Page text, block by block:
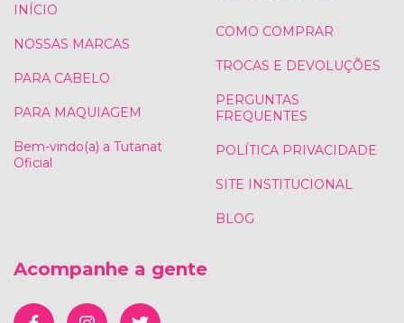
INÍCIO
NOSSAS MARCAS
PARA CABELO
PARA MAQUIAGEM
Bem-vindo(a) a Tutanat
Oficial
COMO COMPRAR
TROCAS E DEVOLUÇÕES
PERGUNTAS
FREQUENTES
POLÍTICA PRIVACIDADE
SITE INSTITUCIONAL
BLOG
Acompanhe a gente